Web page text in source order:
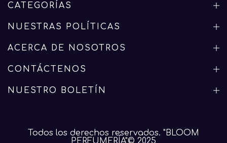
CATEGORÍAS
NUESTRAS POLÍTICAS
ACERCA DE NOSOTROS
CONTÁCTENOS
NUESTRO BOLETÍN
Todos los derechos reservados. "BLOOM
PERFUMERÍA"© 2025